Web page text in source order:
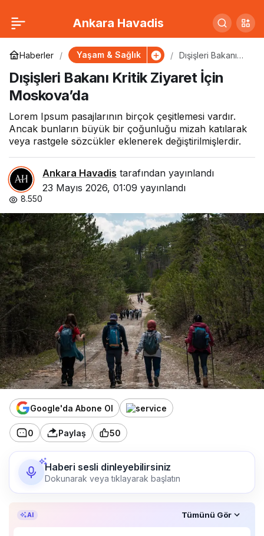
Ankara Havadis
Haberler Yaşam & Sağlık
Dışişleri Bakanı
Moskova’da
Dışişleri Bakanı Kritik Ziyaret İçin
Moskova’da
Lorem Ipsum pasajlarının birçok çeşitlemesi vardır.
Ancak bunların büyük bir çoğunluğu mizah katılarak
veya rastgele sözcükler eklenerek değiştirilmişlerdir.
Ankara Havadis tarafından yayınlandı
23 Mayıs 2026, 01:09 yayınlandı
8.550
Google'da Abone Ol
0 Paylaş 50
Haberi sesli dinleyebilirsiniz
Dokunarak veya tıklayarak başlatın
AI Tümünü Gör
Hükümet Yeni Ekonomi
Paketini Açıkladı
0 Paylaş